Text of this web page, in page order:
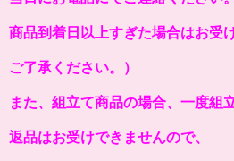
商品到着日以上すぎた場合はお受
ご了承ください。）
また、組立て商品の場合、一度組
返品はお受けできませんので、